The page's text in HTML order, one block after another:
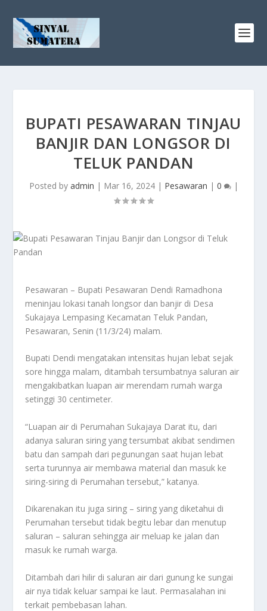
BUPATI PESAWARAN TINJAU
BANJIR DAN LONGSOR DI
TELUK PANDAN
Posted by admin | Mar 16, 2024| Pesawaran | 0 |
Pesawaran – Bupati Pesawaran Dendi Ramadhona
meninjau lokasi tanah longsor dan banjir di Desa
Sukajaya Lempasing Kecamatan Teluk Pandan,
Pesawaran, Senin (11/3/24) malam.
Bupati Dendi mengatakan intensitas hujan lebat sejak
sore hingga malam, ditambah tersumbatnya saluran air
mengakibatkan luapan air merendam rumah warga
setinggi 30 centimeter.
“Luapan air di Perumahan Sukajaya Darat itu, dari
adanya saluran siring yang tersumbat akibat sendimen
batu dan sampah dari pegunungan saat hujan lebat
serta turunnya air membawa material dan masuk ke
siring-siring di Perumahan tersebut,” katanya.
Dikarenakan itu juga siring – siring yang diketahui di
Perumahan tersebut tidak begitu lebar dan menutup
saluran – saluran sehingga air meluap ke jalan dan
masuk ke rumah warga.
Ditambah dari hilir di saluran air dari gunung ke sungai
air nya tidak keluar sampai ke laut. Permasalahan ini
terkait pembebasan lahan.